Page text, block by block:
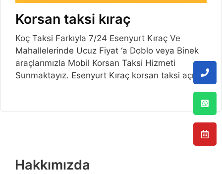
Korsan taksi kıraç
Koç Taksi Farkıyla 7/24 Esenyurt Kıraç Ve
Mahallelerinde Ucuz Fiyat ‘a Doblo veya Binek
araçlarımızla Mobil Korsan Taksi Hizmeti
Sunmaktayız. Esenyurt Kıraç korsan taksi açılış
Hakkımızda